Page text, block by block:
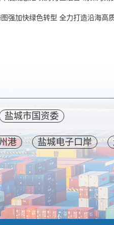
强加快绿色转型 全力打造沿海高
盐城市国资委
港 盐城电子口岸